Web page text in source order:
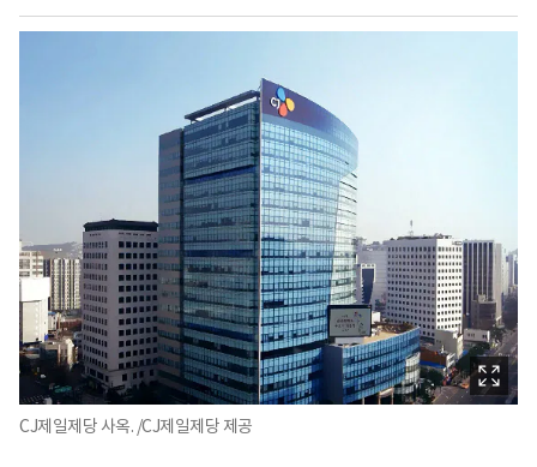
CJ제일제당 사옥. /CJ제일제당 제공